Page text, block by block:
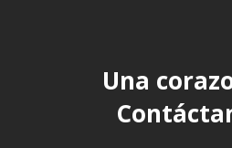
Una